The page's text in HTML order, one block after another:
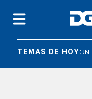
TEMAS DE HOY:
IEF FEDUN